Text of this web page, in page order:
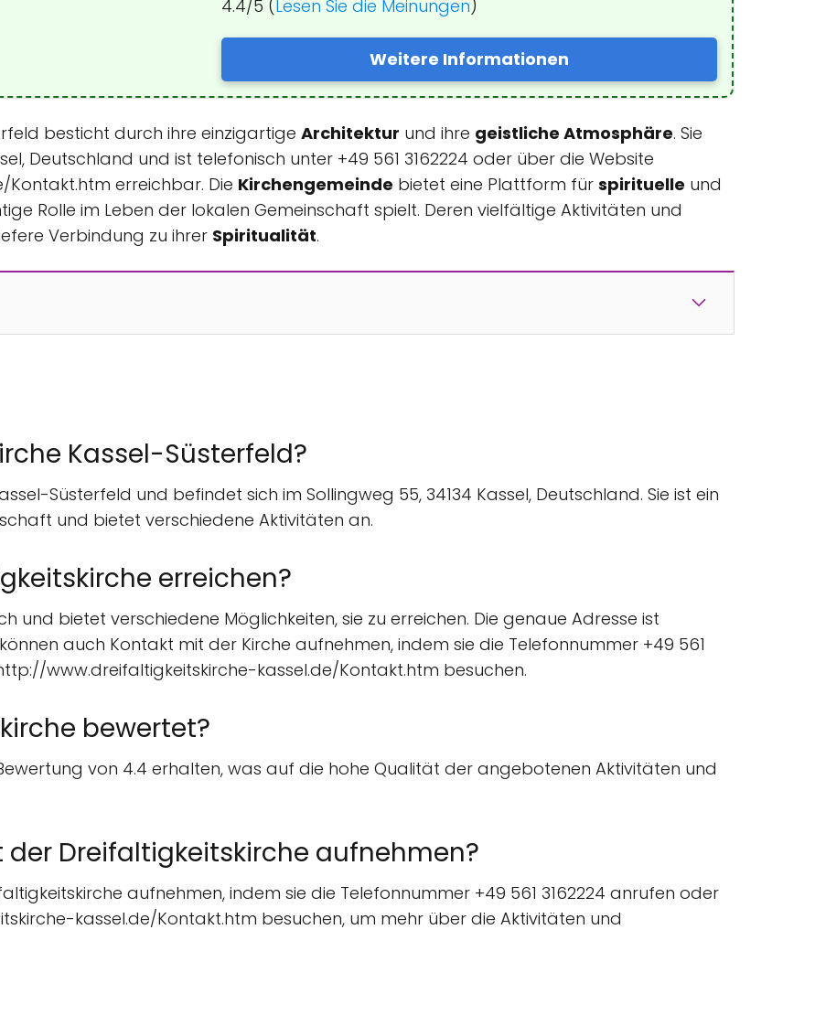
4.4/5 (Lesen Sie die Meinungen)
Weitere Informationen
besticht durch ihre einzigartige Architektur und ihre geistliche Atmosphäre. Sie
Deutschland und ist telefonisch unter +49 561 3162224 oder über die Website
erreichbar. Die Kirchengemeinde bietet eine Plattform für spirituelle und
Rolle im Leben der lokalen Gemeinschaft spielt. Deren vielfältige Aktivitäten und
Verbindung zu ihrer Spiritualität.
Kassel-Süsterfeld?
Süsterfeld und befindet sich im Sollingweg 55, 34134 Kassel, Deutschland. Sie ist ein
und bietet verschiedene Aktivitäten an.
erreichen?
und bietet verschiedene Möglichkeiten, sie zu erreichen. Die genaue Adresse ist
auch Kontakt mit der Kirche aufnehmen, indem sie die Telefonnummer +49 561
www.dreifaltigkeitskirche-kassel.de/Kontakt.htm besuchen.
bewertet?
von 4.4 erhalten, was auf die hohe Qualität der angebotenen Aktivitäten und
Dreifaltigkeitskirche aufnehmen?
aufnehmen, indem sie die Telefonnummer +49 561 3162224 anrufen oder
kassel.de/Kontakt.htm besuchen, um mehr über die Aktivitäten und